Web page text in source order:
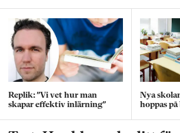
Replik: ”Vi vet hur man
skapar effektiv inlärning”
Nya
hoppas